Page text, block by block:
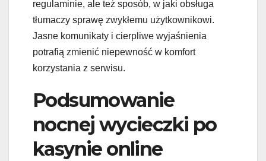
regulaminie, ale też sposób, w jaki obsługa
tłumaczy sprawę zwykłemu użytkownikowi.
Jasne komunikaty i cierpliwe wyjaśnienia
potrafią zmienić niepewność w komfort
korzystania z serwisu.
Podsumowanie
nocnej wycieczki po
kasynie online